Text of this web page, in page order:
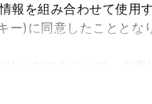
報を組み合わせて使用
)に同意したこととな
ン購入お気に入り 保存し